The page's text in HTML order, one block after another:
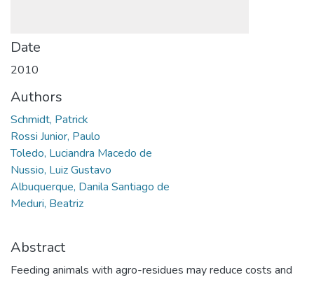
Date
2010
Authors
Schmidt, Patrick
Rossi Junior, Paulo
Toledo, Luciandra Macedo de
Nussio, Luiz Gustavo
Albuquerque, Danila Santiago de
Meduri, Beatriz
Abstract
Feeding animals with agro-residues may reduce costs and